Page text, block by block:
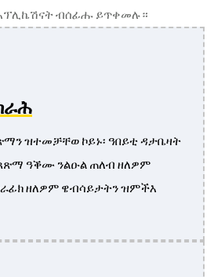
ብሰፊሑ ይጥቀመሉ።
ዝተመቻቸወ ኮይኑ፡ ዓበይቲ ዳታቤዛት
ዓቕሙ ንልዑል ጠለብ ዘለዎም
ዘለዎም ዌብሳይታትን ዝምችእ